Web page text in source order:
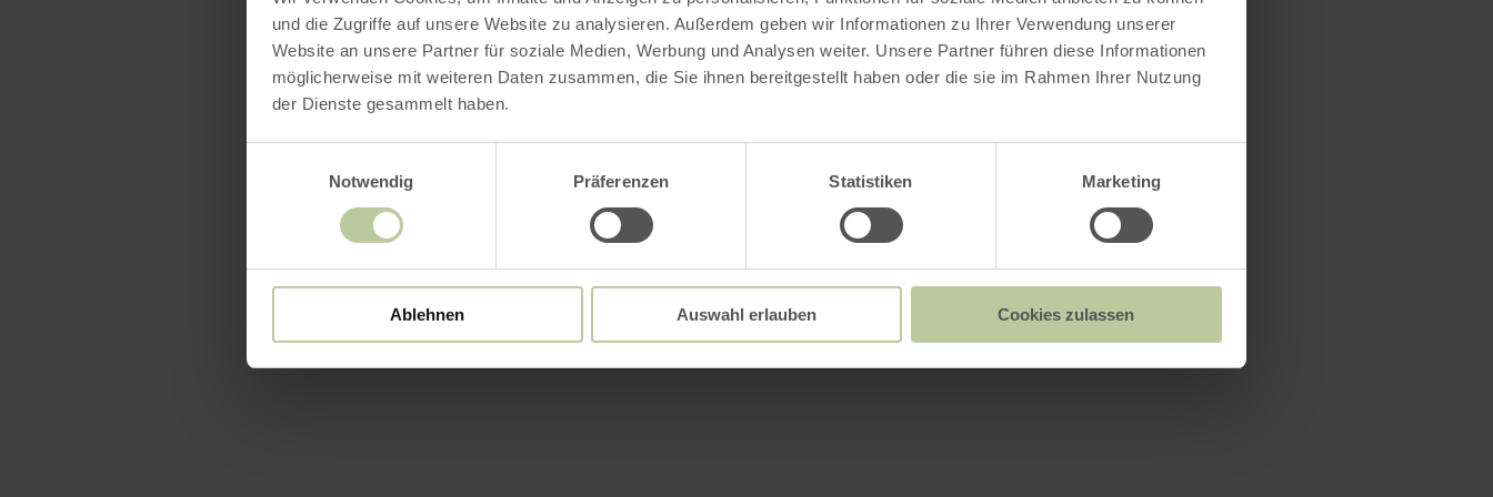
und die Zugriffe auf unsere Website zu analysieren. Außerdem geben wir Informationen zu Ihrer Verwendung unserer
Website an unsere Partner für soziale Medien, Werbung und Analysen weiter. Unsere Partner führen diese Informationen
möglicherweise mit weiteren Daten zusammen, die Sie ihnen bereitgestellt haben oder die sie im Rahmen Ihrer Nutzung
der Dienste gesammelt haben.
Notwendig
Präferenzen Statistiken Marketing
Ablehnen Auswahl erlauben Cookies zulassen